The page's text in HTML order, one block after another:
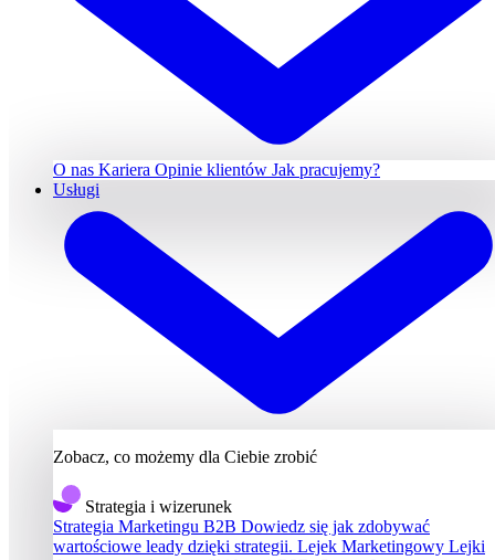
O nas Kariera Opinie klientów Jak pracujemy?
Usługi
Zobacz, co możemy dla Ciebie zrobić
Strategia i wizerunek
Strategia Marketingu B2B Dowiedz się jak zdobywać
wartościowe leady dzięki strategii. Lejek Marketingowy Lejki